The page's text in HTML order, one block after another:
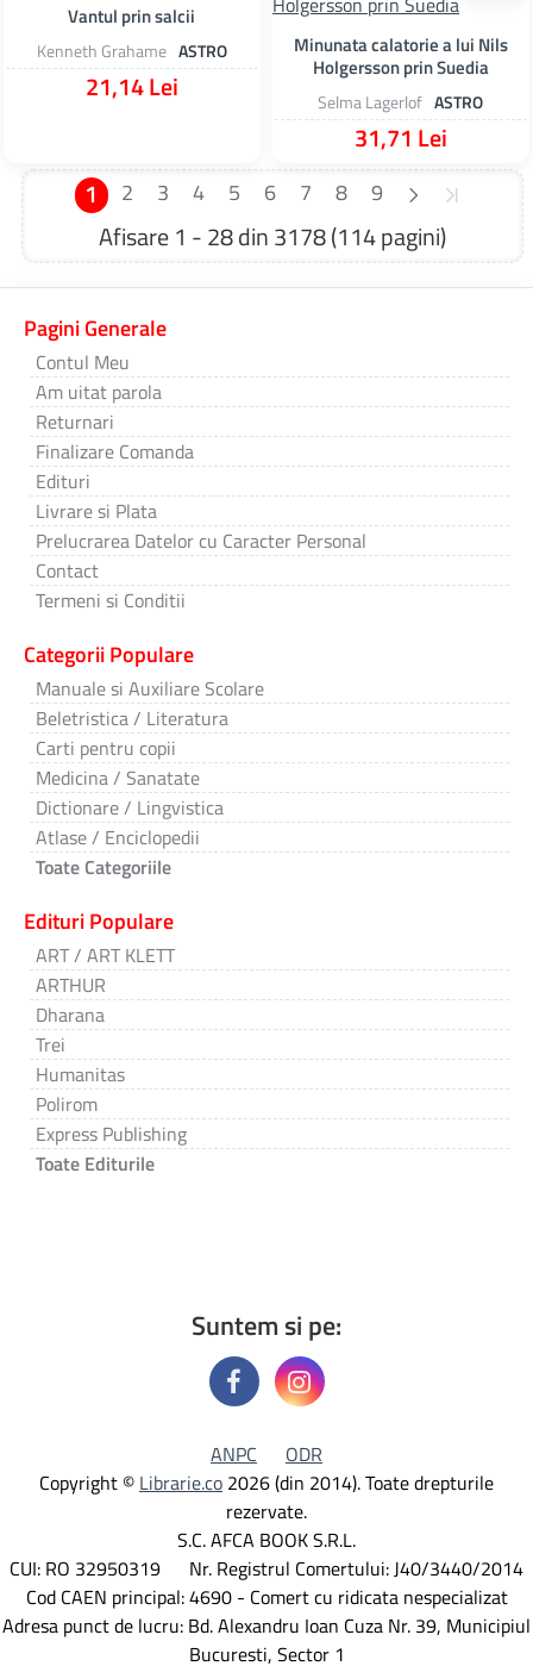
Kenneth Grahame ASTRO
Vantul prin salcii
21,14 Lei Selma Lagerlof ASTRO
Minunata calatorie a lui Nils
Holgersson prin Suedia
31,71 Lei
1
2 3 4 5 6 7 8 9
Afisare 1 - 28 din 3178 (114 pagini)
Pagini Generale
Contul Meu
Am uitat parola
Returnari
Finalizare Comanda
Edituri
Livrare si Plata
Prelucrarea Datelor cu Caracter Personal
Contact
Termeni si Conditii
Categorii Populare
Manuale si Auxiliare Scolare
Beletristica / Literatura
Carti pentru copii
Medicina / Sanatate
Dictionare / Lingvistica
Atlase / Enciclopedii
Toate Categoriile
Edituri Populare
ART / ART KLETT
ARTHUR
Dharana
Trei
Humanitas
Polirom
Express Publishing
Toate Editurile
Suntem si pe:
ANPC
ODR
Copyright © Librarie.co 2026 (din 2014). Toate drepturile
rezervate.
S.C. AFCA BOOK S.R.L.
CUI: RO 32950319 Nr. Registrul Comertului: J40/3440/2014
Cod CAEN principal: 4690 - Comert cu ridicata nespecializat
Adresa punct de lucru: Bd. Alexandru Ioan Cuza Nr. 39, Municipiul
Bucuresti, Sector 1